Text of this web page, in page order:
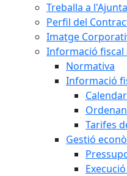
Treballa a
Perfil del
Imatge
Informació fiscal
Normativa
Informació
Tarifes
Gestió